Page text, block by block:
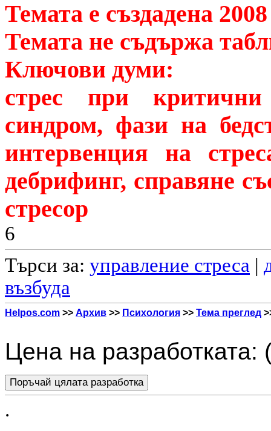
Темата е създадена 2008
Темата не съдържа
Ключови думи:
стрес при критични
синдром, фази на
интервенция на
дебрифинг, справяне
стресор
6
Търси за: управление стреса |
възбуда
Helpos.com >> Архив >> Психология >> Тема преглед
Цена на разработката:
.